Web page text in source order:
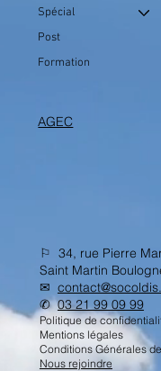
Spécial
Post
Formation
AGEC
⚐ 34, rue Pierre
Saint Martin
✉︎
✆03 21 99 09 99
Politique de
Mentions légales
Conditions Générales
Nous rejoindre